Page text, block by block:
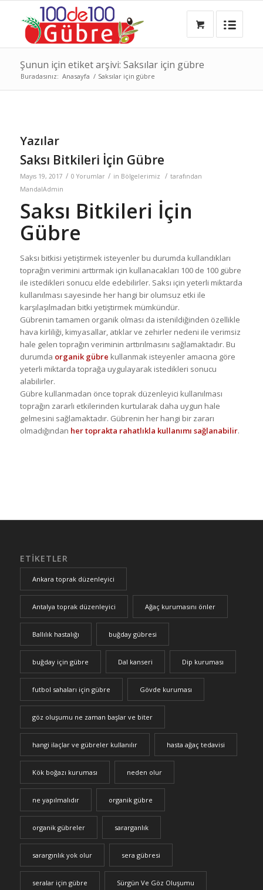
Şunun için etiket arşivi: Saksılar için gübre
Buradasınız: Anasayfa / Saksılar için gübre
Yazılar
Saksı Bitkileri İçin Gübre
Mayıs 19, 2017 / 0 Yorumlar / in Bölgelerimiz / tarafından
MandalAdmin
Saksı Bitkileri İçin
Gübre
Saksı bitkisi yetiştirmek isteyenler bu durumda kullandıkları
toprağın verimini arttırmak için kullanacakları 100 de 100 gübre
ile istedikleri sonucu elde edebilirler. Saksı için yeterli miktarda
kullanılması sayesinde her hangi bir olumsuz etki ile
karşılaşılmadan bitki yetiştirmek mümkündür.
Gübrenin tamamen organik olması da istenildiğinden özellikle
hava kirliliği, kimyasallar, atıklar ve zehirler nedeni ile verimsiz
hale gelen toprağın veriminin arttırılmasını sağlamaktadır. Bu
durumda organik gübre kullanmak isteyenler amacına göre
yeterli miktarda toprağa uygulayarak istedikleri sonucu
alabilirler.
Gübre kullanmadan önce toprak düzenleyici kullanılması
toprağın zararlı etkilerinden kurtularak daha uygun hale
gelmesini sağlamaktadır. Gübrenin her hangi bir zararı
olmadığından her toprakta rahatlıkla kullanımı sağlanabilir.
ETIKETLER
Ankara toprak düzenleyici
Antalya toprak düzenleyici Ağaç kurumasını önler
Ballılık hastalığı buğday gübresi
buğday için gübre Dal kanseri Dip kuruması
futbol sahaları için gübre Gövde kuruması
göz oluşumu ne zaman başlar ve biter
hangi ilaçlar ve gübreler kullanılır hasta ağaç tedavisi
Kök boğazı kuruması neden olur
ne yapılmalıdır organik gübre
organik gübreler sararganlık
sarargınlık yok olur sera gübresi
seralar için gübre Sürgün Ve Göz Oluşumu